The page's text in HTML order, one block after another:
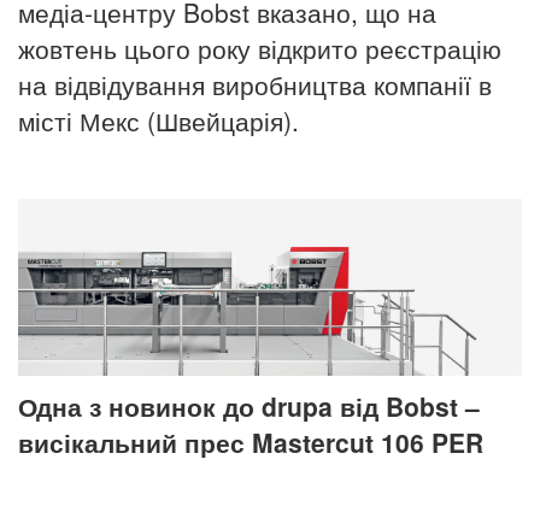
медіа-центру Bobst вказано, що на
жовтень цього року відкрито реєстрацію
на відвідування виробництва компанії в
місті Мекс (Швейцарія).
Одна з новинок до drupa від Bobst –
висікальний прес Mastercut 106 PER